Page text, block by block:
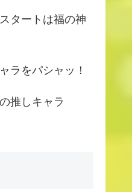
タートは福の神
ラをパシャッ！
推しキャラ